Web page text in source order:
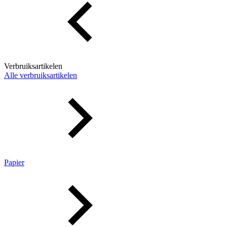
Verbruiksartikelen
Alle verbruiksartikelen
Papier